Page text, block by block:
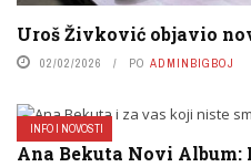
Uroš Živković objavio
02/02/2026 PO ADMINBIGBOJ
INFO I NOVOSTI
Ana Bekuta Novi Album: